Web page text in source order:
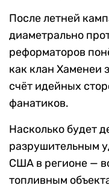
После летней
диаметрально
реформаторов
как клан Хаменеи
счёт идейных
фанатиков.
Насколько будет
разрушительным
США в регионе —
топливным